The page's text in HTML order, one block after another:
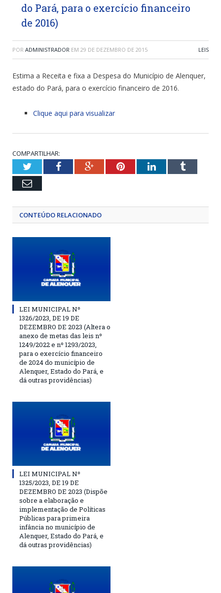
do Pará, para o exercício financeiro
de 2016)
POR ADMINISTRADOR EM 29 DE DEZEMBRO DE 2015 LEIS
Estima a Receita e fixa a Despesa do Município de Alenquer,
estado do Pará, para o exercício financeiro de 2016.
Clique aqui para visualizar
COMPARTILHAR:
TwitterFacebookGoogle+PinterestLinkedInTumblr
Email
CONTEÚDO RELACIONADO
LEI MUNICIPAL Nº
1326/2023, DE 19 DE
DEZEMBRO DE 2023 (Altera o
anexo de metas das leis nº
1249/2022 e nº 1293/2023,
para o exercício financeiro
de 2024 do município de
Alenquer, Estado do Pará, e
dá outras providências)
LEI MUNICIPAL Nº
1325/2023, DE 19 DE
DEZEMBRO DE 2023 (Dispõe
sobre a elaboração e
implementação de Políticas
Públicas para primeira
infância no município de
Alenquer, Estado do Pará, e
dá outras providências)